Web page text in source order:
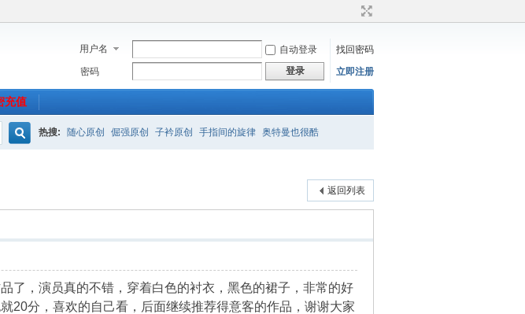
用户名 自动登录
找回密码
密码
登录 立即注册
充值
热搜: 随心原创 倔强原创 子衿原创 手指间的旋律 奥特曼也很酷
返回列表
了，演员真的不错，穿着白色的衬衣，黑色的裙子，非常的好
20分，喜欢的自己看，后面继续推荐得意客的作品，谢谢大家